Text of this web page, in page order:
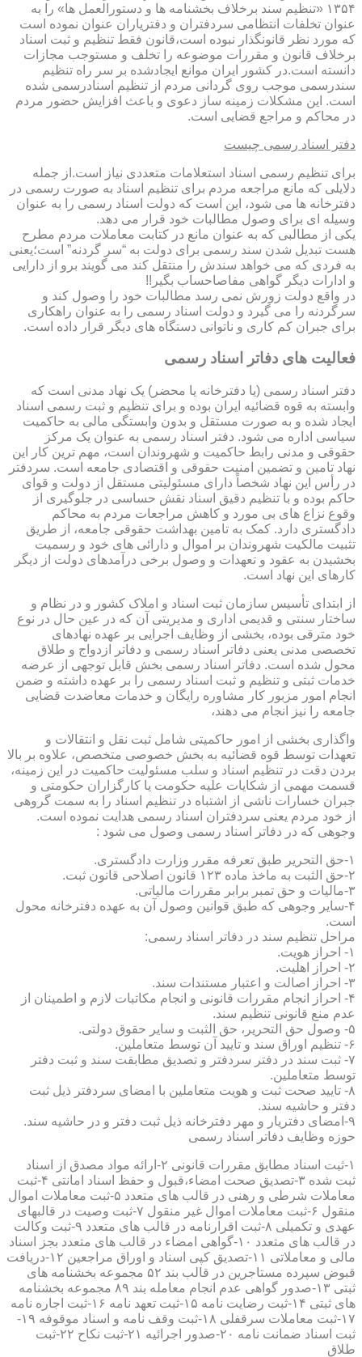
۱۳۵۴ «تنظیم سند برخلاف بخشنامه ها و دستورالعمل ها» را به
عنوان تخلفات انتظامی سردفتران و دفتریاران عنوان نموده است
که مورد نظر قانونگذار نبوده است،قانون فقط تنظیم و ثبت اسناد
برخلاف قانون و مقررات موضوعه را تخلف و مستوجب مجازات
دانسته است.در کشور ایران موانع ایجادشده بر سر راه تنظیم
سندرسمی موجب روی گردانی مردم از تنظیم اسنادرسمی شده
است. این مشکلات زمینه ساز دعوی و باعث افزایش حضور مردم
در محاکم و مراجع قضایی است.
دفتر اسناد رسمی چیست
برای تنظیم رسمی اسناد استعلامات متعددی نیاز است.از جمله
دلایلی که مانع مراجعه مردم برای تنظیم اسناد به صورت رسمی در
دفترخانه ها می شود، این است که دولت اسناد رسمی را به عنوان
وسیله ای برای وصول مطالبات خود قرار می دهد.
یکی از مطالبی که به عنوان مانع در کتابت معاملات مردم مطرح
هست تبدیل شدن سند رسمی برای دولت به “سر گردنه” است؛یعنی
به فردی که می خواهد سندش را منتقل کند می گویند برو از دارایی
و ادارات دیگر گواهی مفاصاحساب بگیر!!
در واقع دولت زورش نمی رسد مطالبات خود را وصول کند و
سرگردنه را می گیرد و دولت اسناد رسمی را به عنوان راهکاری
برای جبران کم کاری و ناتوانی دستگاه های دیگر قرار داده است.
فعالیت های دفاتر اسناد رسمی
دفتر اسناد رسمی (یا دفترخانه یا محضر) یک نهاد مدنی است که
وابسته به قوه قضائیه ایران بوده و برای تنظیم و ثبت رسمی اسناد
ایجاد شده و به صورت مستقل و بدون وابستگی مالی به حاکمیت
سیاسی اداره می شود. دفتر اسناد رسمی به عنوان یک مرکز
حقوقی و مدنی رابط حاکمیت و شهروندان است، مهم ترین کار این
نهاد تامین و تضمین امنیت حقوقی و اقتصادی جامعه است. سردفتر
در رأس این نهاد شخصاً دارای مسئولیتی مستقل از دولت و قوای
حاکم بوده و با تنظیم دقیق اسناد نقش حساسی در جلوگیری از
وقوع نزاع های بی مورد و کاهش مراجعات مردم به محاکم
دادگستری دارد. کمک به تامین بهداشت حقوقی جامعه، از طریق
تثبیت مالکیت شهروندان بر اموال و دارائی های خود و رسمیت
بخشیدن به عقود و تعهدات و وصول برخی درآمدهای دولت از دیگر
کارهای این نهاد است.
از ابتدای تأسیس سازمان ثبت اسناد و املاک کشور و در نظام و
ساختار سنتی و قدیمی اداری و مدیریتی آن که در عین حال در نوع
خود مترقی بوده، بخشی از وظایف اجرایی بر عهده نهادهای
تخصصی مدنی یعنی دفاتر اسناد رسمی و دفاتر ازدواج و طلاق
محول شده است. دفاتر اسناد رسمی بخش قابل توجهی از عرضه
خدمات ثبتی و تنظیم و ثبت اسناد رسمی را بر عهده داشته و ضمن
انجام امور مزبور کار مشاوره رایگان و خدمات معاضدت قضایی
جامعه را نیز انجام می دهند،
واگذاری بخشی از امور حاکمیتی شامل ثبت نقل و انتقالات و
تعهدات توسط قوه قضائیه به بخش خصوصی متخصص، علاوه بر بالا
بردن دقت در تنظیم اسناد و سلب مسئولیت حاکمیت در این زمینه،
قسمت مهمی از شکایات علیه حکومت یا کارگزاران حکومتی و
جبران خسارات ناشی از اشتباه در تنظیم اسناد را به سمت گروهی
از خود مردم یعنی سردفتران اسناد رسمی هدایت نموده است.
وجوهی که در دفاتر اسناد رسمی وصول می شود :
۱-حق التحریر طبق تعرفه مقرر وزارت دادگستری.
۲-حق الثبت به ماخذ ماده ۱۲۳ قانون اصلاحی قانون ثبت.
۳-مالیات و حق تمبر برابر مقررات مالیاتی.
۴-سایر وجوهی که طبق قوانین وصول آن به عهده دفترخانه محول
است.
مراحل تنظیم سند در دفاتر اسناد رسمی:
۱- احراز هویت.
۲- احراز اهلیت.
۳- احراز اصالت و اعتبار مستندات سند.
۴- احراز انجام مقررات قانونی و انجام مکاتبات لازم و اطمینان از
عدم منع قانونی تنظیم سند.
۵- وصول حق التحریر، حق الثبت و سایر حقوق دولتی.
۶- تنظیم اوراق سند و تایید آن توسط متعاملین.
۷- ثبت سند در دفتر سردفتر و تصدیق مطابقت سند و ثبت دفتر
توسط متعاملین.
۸- تایید صحت ثبت و هویت متعاملین با امضای سردفتر ذیل ثبت
دفتر و حاشیه سند.
۹-امضای دفتریار و مهر دفترخانه ذیل ثبت دفتر و در حاشیه سند.
حوزه وظایف دفاتر اسناد رسمی
۱-ثبت اسناد مطابق مقررات قانونی ۲-ارائه مواد مصدق از اسناد
ثبت شده ۳-تصدیق صحت امضاء،قبول و حفظ اسناد امانتی ۴-ثبت
معاملات شرطی و رهنی در قالب های متعدد ۵-ثبت معاملات اموال
منقول ۶-ثبت معاملات اموال غیر منقول ۷-ثبت وصیت در قالبهای
عهدی و تکمیلی ۸-ثبت اقرارنامه در قالب های متعدد ۹-ثبت وکالت
در قالب های متعدد ۱۰-گواهی امضاء در قالب های متعدد بجز اسناد
مالی و معاملاتی ۱۱-تصدیق کپی اسناد و اوراق مراجعین ۱۲-دریافت
قبوض سپرده مستاجرین در قالب بند ۵۲ مجموعه بخشنامه های
ثبتی ۱۳-صدور گواهی عدم انجام معامله بند ۸۹ مجموعه بخشنامه
های ثبتی ۱۴-ثبت رضایت نامه ۱۵-ثبت تعهد نامه ۱۶-ثبت اجاره نامه
۱۷-ثبت معاملات سرقفلی ۱۸-ثبت وقف نامه و اسناد موقوفه ۱۹-
ثبت اسناد ضمانت نامه ۲۰-صدور اجرائیه ۲۱-ثبت نکاح ۲۲-ثبت
طلاق